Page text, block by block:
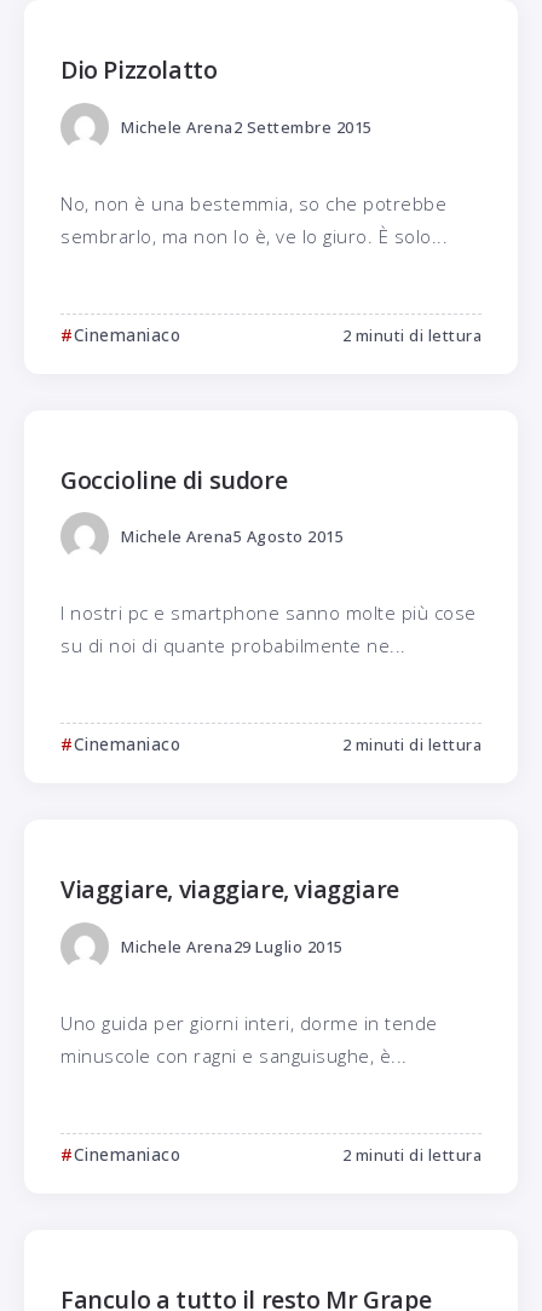
Dio Pizzolatto
Michele Arena2 Settembre 2015
No, non è una bestemmia, so che potrebbe
sembrarlo, ma non lo è, ve lo giuro. È solo...
Cinemaniaco 2 minuti di lettura
Goccioline di sudore
Michele Arena5 Agosto 2015
I nostri pc e smartphone sanno molte più cose
su di noi di quante probabilmente ne...
Cinemaniaco 2 minuti di lettura
Viaggiare, viaggiare, viaggiare
Michele Arena29 Luglio 2015
Uno guida per giorni interi, dorme in tende
minuscole con ragni e sanguisughe, è...
Cinemaniaco 2 minuti di lettura
Fanculo a tutto il resto Mr Grape